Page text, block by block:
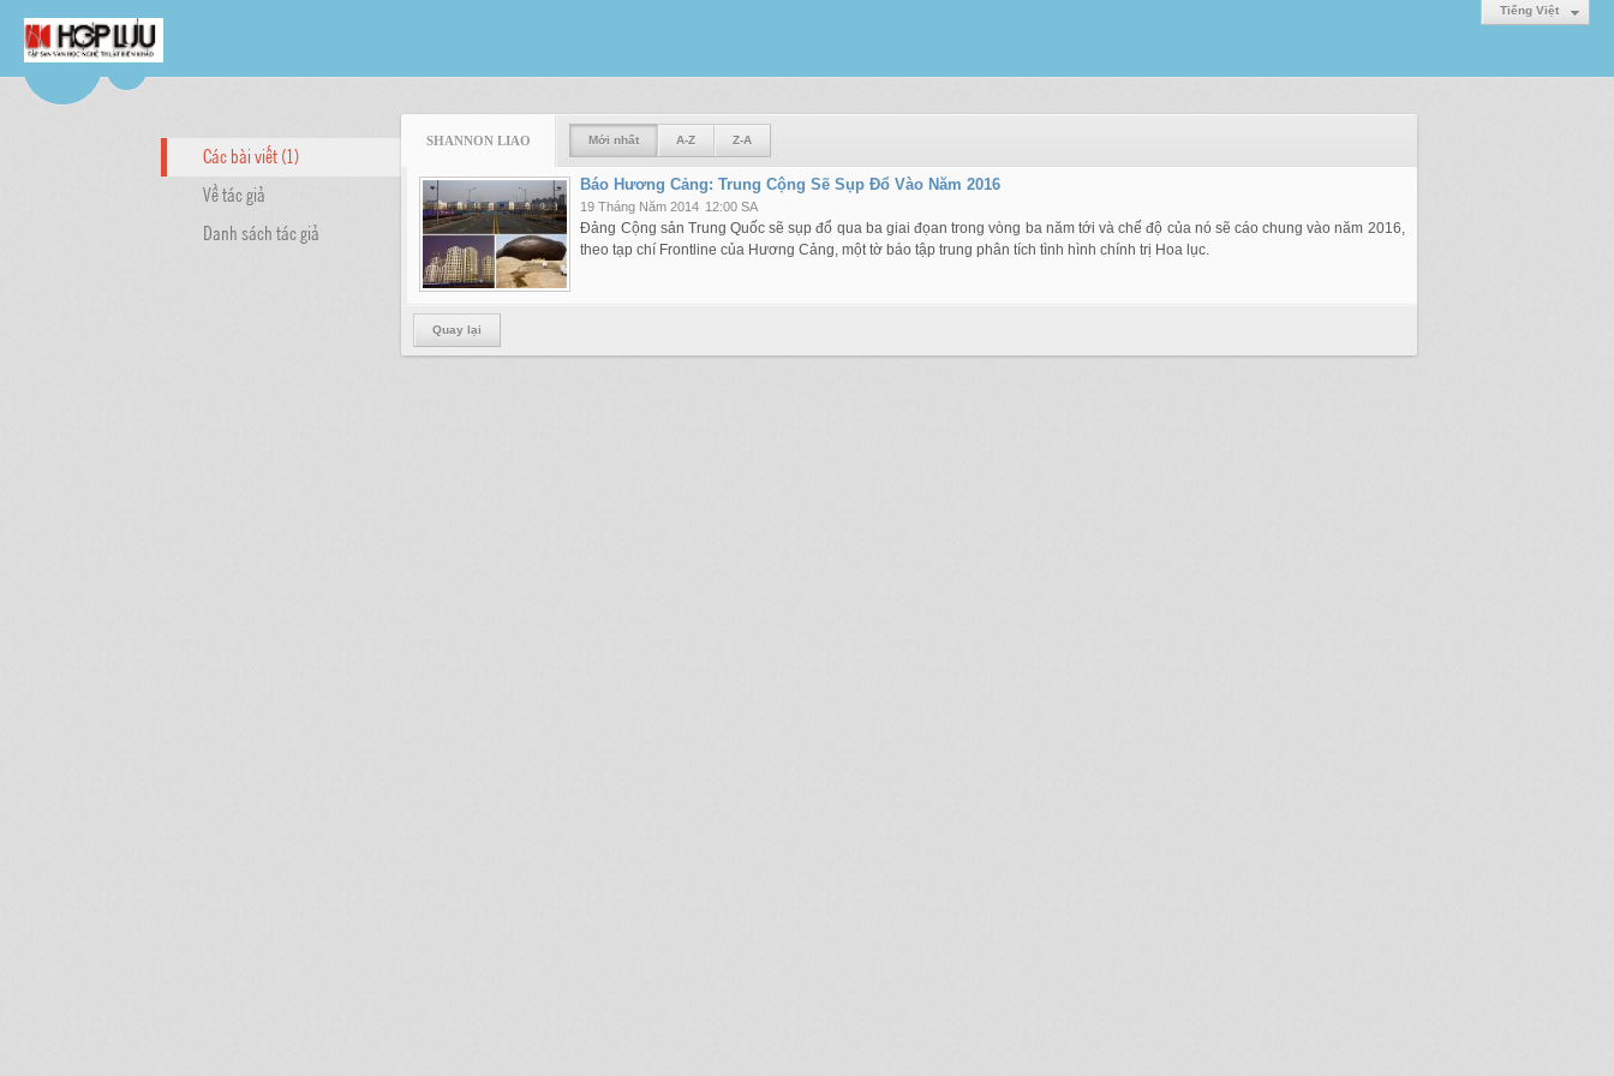
Tiếng Việt
Các bài viết (1)
Về tác giả
Danh sách tác giả
SHANNON LIAO Mới nhất A-Z Z-A
Báo Hương Cảng: Trung Cộng Sẽ Sụp Đổ Vào Năm 2016
19 Tháng Năm 2014 12:00 SA
Đảng Cộng sản Trung Quốc sẽ sụp đổ qua ba giai đọan trong vòng ba năm tới và chế độ của nó sẽ cáo chung vào năm 2016,
theo tạp chí Frontline của Hương Cảng, một tờ báo tập trung phân tích tình hình chính trị Hoa lục.
Quay lại